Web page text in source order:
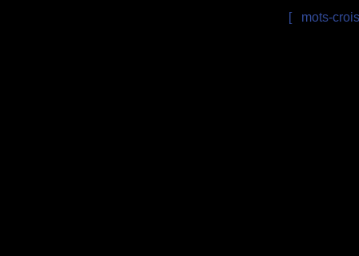
[ mots-